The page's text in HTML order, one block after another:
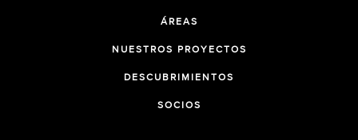
ÁREAS
NUESTROS PROYECTOS
DESCUBRIMIENTOS
SOCIOS